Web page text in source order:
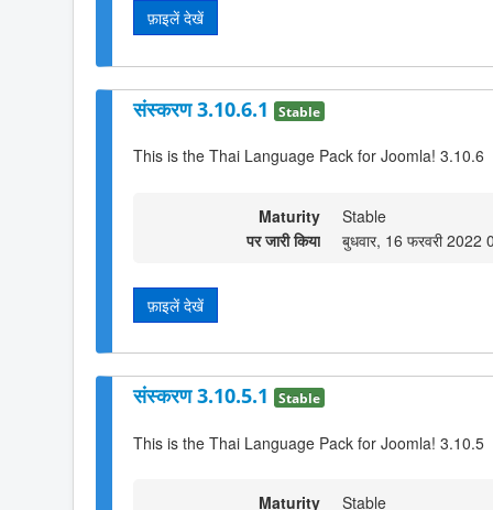
फ़ाइलें देखें
संस्करण 3.10.6.1 Stable
This is the Thai Language Pack for Joomla! 3.10.6
Maturity
Stable
पर जारी किया
बुधवार, 16 फरवरी 2022
फ़ाइलें देखें
संस्करण 3.10.5.1 Stable
This is the Thai Language Pack for Joomla! 3.10.5
Maturity
Stable